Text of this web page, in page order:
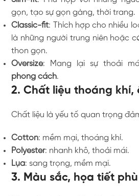
gọn, tạo sự gọn gàng, thời trang.
Classic-fit: Thích hợp cho nhiều
là những người trung niên hoặc
thon gọn.
Oversize: Mang lại sự thoải
phong cách.
2. Chất liệu thoáng khí,
Chất liệu là yếu tố quan trọng
Cotton: mềm mại, thoáng khí.
Polyester: nhanh khô, thoải mái.
Lụa: sang trọng, mềm mại.
3. Màu sắc, họa tiết